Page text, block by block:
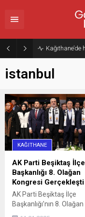
istanbul
KAĞITHANE
AK Parti Beşiktaş İlçe
Başkanlığı 8. Olağan
Kongresi Gerçekleşti
AK Parti Beşiktaş İlçe
Başkanlığı’nın 8. Olağan